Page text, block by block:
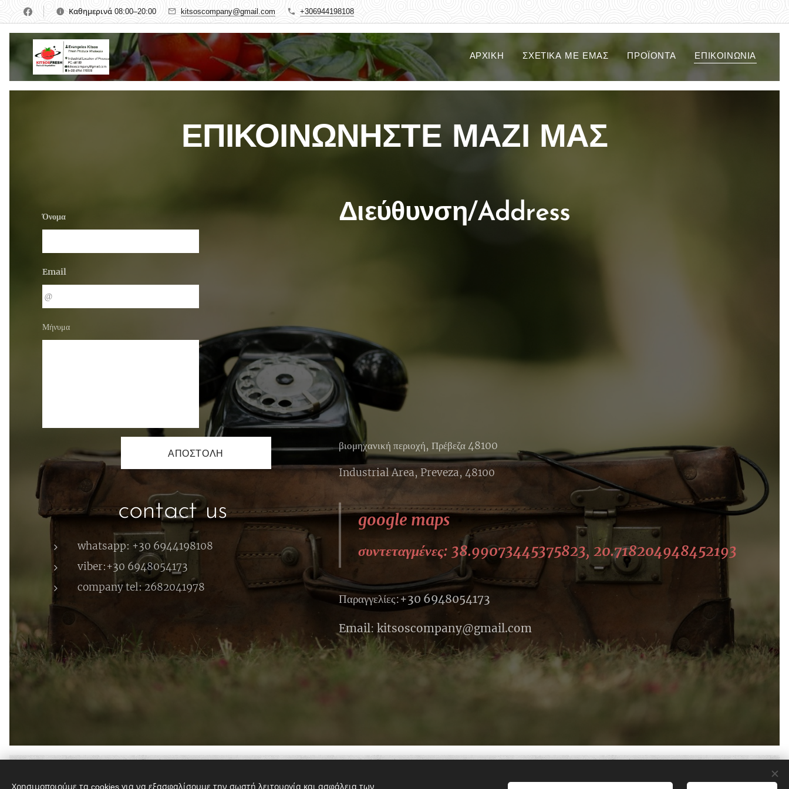
Καθημερινά 08:00–20:00 kitsoscompany@gmail.com +306944198108
ΑΡΧΙΚΉ ΣΧΕΤΙΚΆ ΜΕ ΕΜΆΣ ΠΡΟΪΌΝΤΑ ΕΠΙΚΟΙΝΩΝΊΑ
ΕΠΙΚΟΙΝΩΝΗΣΤΕ ΜΑΖΙ ΜΑΣ
Όνομα
Email
Μήνυμα
ΑΠΟΣΤΟΛΉ
contact us
whatsapp: +30 6944198108
viber:+30 6948054173
company tel: 2682041978
Διεύθυνση/Address
βιομηχανική περιοχή, Πρέβεζα 48100
Industrial Area, Preveza, 48100
google maps
συντεταγμένες: 38.99073445375823, 20.718204948452193
Παραγγελίες:+30 6948054173
Email: kitsoscompany@gmail.com
Υλοποιήθηκε από τηWebnode Cookies
Χρησιμοποιούμε τα cookies για να εξασφαλίσουμε την σωστή λειτουργία και ασφάλεια των